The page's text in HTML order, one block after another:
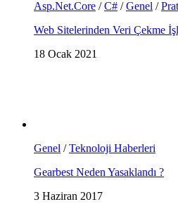
Asp.Net.Core /C# /Genel /
Web Sitelerinden Veri Çekme
18 Ocak 2021
Genel /Teknoloji Haberleri
Gearbest Neden Yasaklandı ?
3 Haziran 2017